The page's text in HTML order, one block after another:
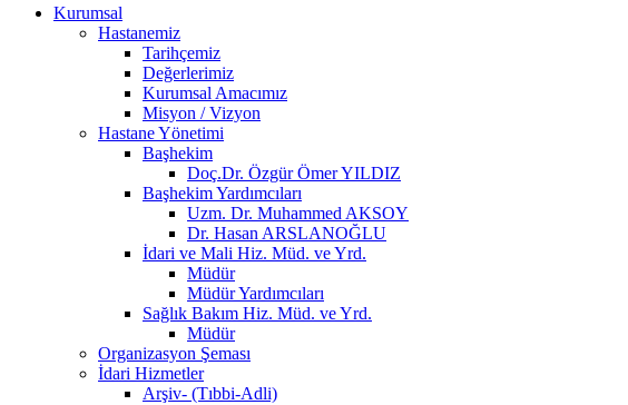
Kurumsal
Hastanemiz
Tarihçemiz
Değerlerimiz
Kurumsal Amacımız
Misyon / Vizyon
Hastane Yönetimi
Başhekim
Doç.Dr. Özgür Ömer YILDIZ
Başhekim Yardımcıları
Uzm. Dr. Muhammed AKSOY
Dr. Hasan ARSLANOĞLU
İdari ve Mali Hiz. Müd. ve Yrd.
Müdür
Müdür Yardımcıları
Sağlık Bakım Hiz. Müd. ve Yrd.
Müdür
Organizasyon Şeması
İdari Hizmetler
Arşiv- (Tıbbi-Adli)